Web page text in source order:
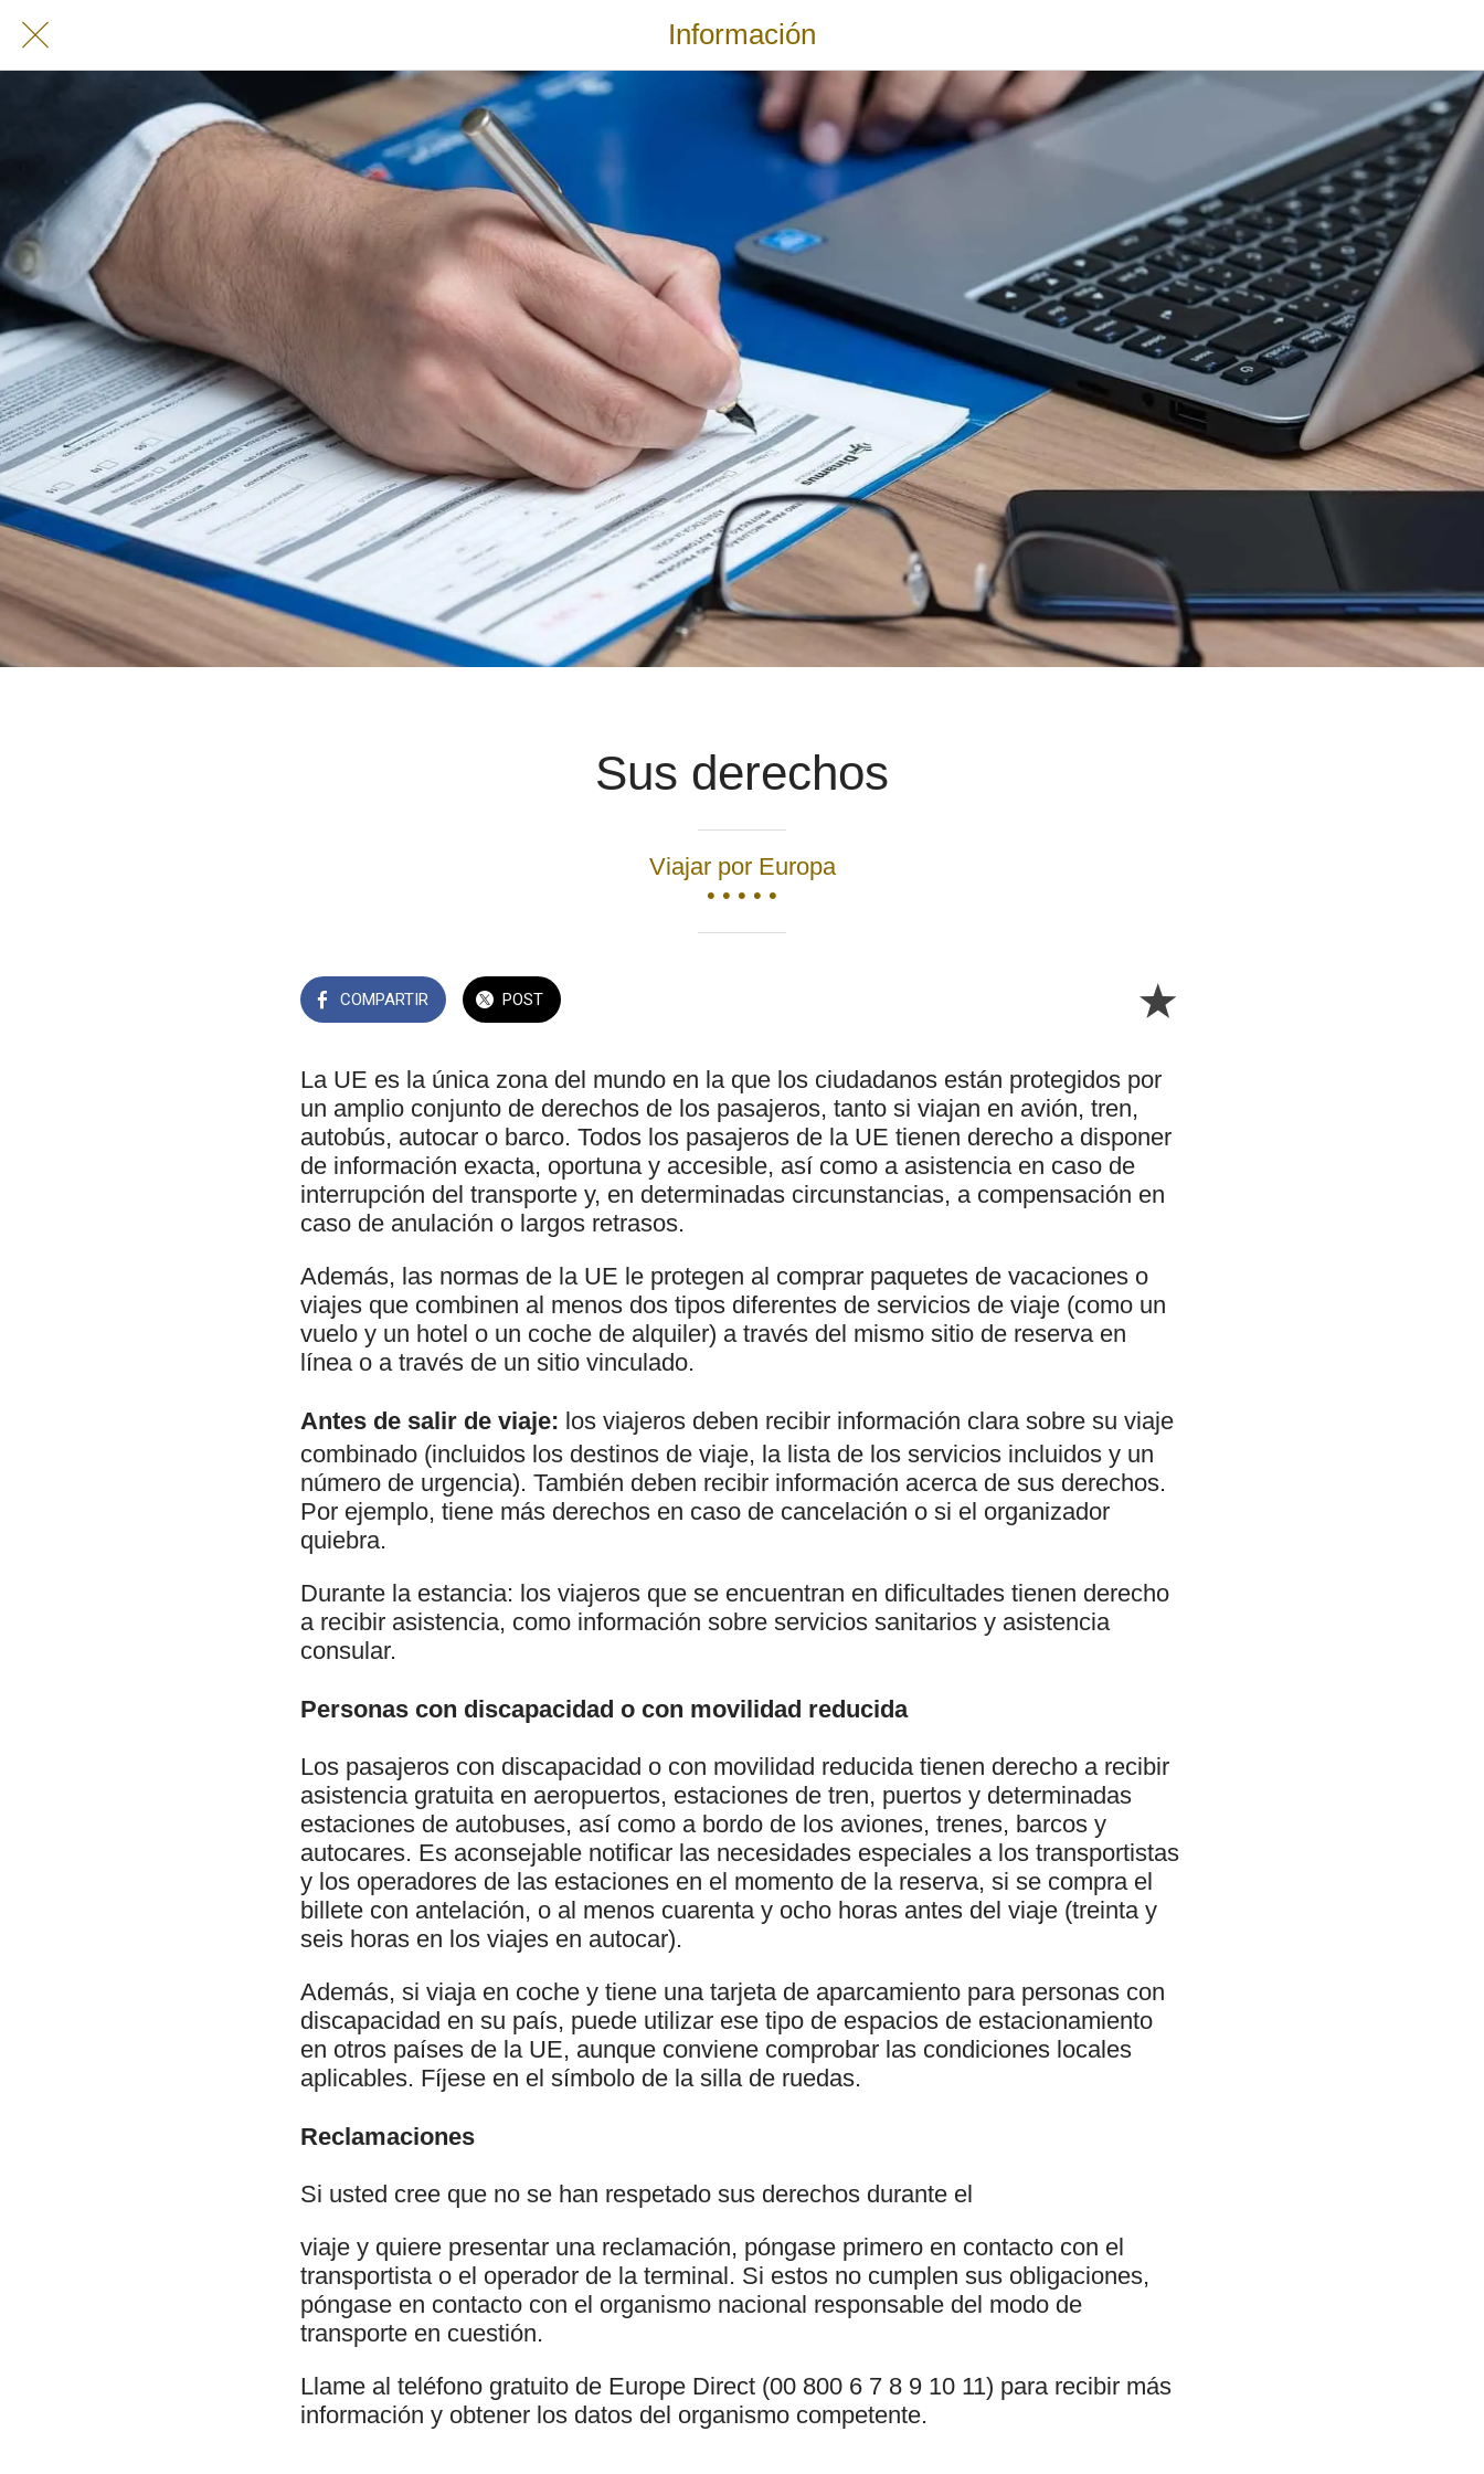
Información
Sus derechos
Viajar por Europa
• • • • •
COMPARTIR POST
La UE es la única zona del mundo en la que los ciudadanos están protegidos por
un amplio conjunto de derechos de los pasajeros, tanto si viajan en avión, tren,
autobús, autocar o barco. Todos los pasajeros de la UE tienen derecho a disponer
de información exacta, oportuna y accesible, así como a asistencia en caso de
interrupción del transporte y, en determinadas circunstancias, a compensación en
caso de anulación o largos retrasos.
Además, las normas de la UE le protegen al comprar paquetes de vacaciones o
viajes que combinen al menos dos tipos diferentes de servicios de viaje (como un
vuelo y un hotel o un coche de alquiler) a través del mismo sitio de reserva en
línea o a través de un sitio vinculado.
Antes de salir de viaje: los viajeros deben recibir información clara sobre su viaje
combinado (incluidos los destinos de viaje, la lista de los servicios incluidos y un
número de urgencia). También deben recibir información acerca de sus derechos.
Por ejemplo, tiene más derechos en caso de cancelación o si el organizador
quiebra.
Durante la estancia: los viajeros que se encuentran en dificultades tienen derecho
a recibir asistencia, como información sobre servicios sanitarios y asistencia
consular.
Personas con discapacidad o con movilidad reducida
Los pasajeros con discapacidad o con movilidad reducida tienen derecho a recibir
asistencia gratuita en aeropuertos, estaciones de tren, puertos y determinadas
estaciones de autobuses, así como a bordo de los aviones, trenes, barcos y
autocares. Es aconsejable notificar las necesidades especiales a los transportistas
y los operadores de las estaciones en el momento de la reserva, si se compra el
billete con antelación, o al menos cuarenta y ocho horas antes del viaje (treinta y
seis horas en los viajes en autocar).
Además, si viaja en coche y tiene una tarjeta de aparcamiento para personas con
discapacidad en su país, puede utilizar ese tipo de espacios de estacionamiento
en otros países de la UE, aunque conviene comprobar las condiciones locales
aplicables. Fíjese en el símbolo de la silla de ruedas.
Reclamaciones
Si usted cree que no se han respetado sus derechos durante el
viaje y quiere presentar una reclamación, póngase primero en contacto con el
transportista o el operador de la terminal. Si estos no cumplen sus obligaciones,
póngase en contacto con el organismo nacional responsable del modo de
transporte en cuestión.
Llame al teléfono gratuito de Europe Direct (00 800 6 7 8 9 10 11) para recibir más
información y obtener los datos del organismo competente.